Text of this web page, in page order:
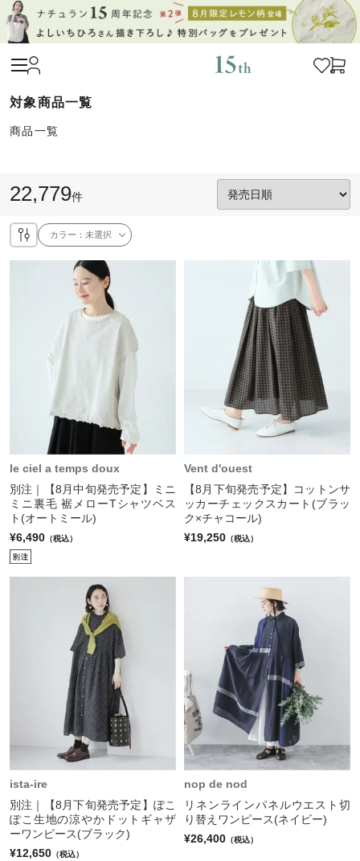
商品一覧
22,779件
カラー：未選択
le ciel a temps doux
別注｜【8月中旬発売予定】ミニ
ミニ裏毛 裾メローTシャツベス
ト(オートミール)
¥6,490 （税込）
Vent d'ouest
【8月下旬発売予定】コットンサ
ッカーチェックスカート(ブラッ
ク×チャコール)
¥19,250 （税込）
ista-ire
別注｜【8月下旬発売予定】ぽこ
ぽこ生地の涼やかドットギャザ
ーワンピース(ブラック)
¥12,650 （税込）
nop de nod
リネンラインパネルウエスト切
り替えワンピース(ネイビー)
¥26,400 （税込）